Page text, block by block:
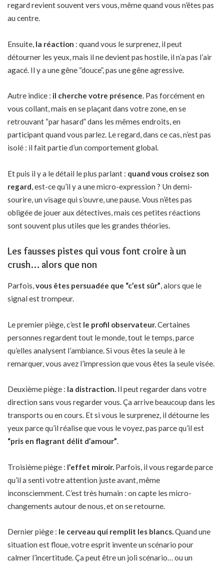
regard revient souvent vers vous, même quand vous n’êtes pas
au centre.
Ensuite, la réaction : quand vous le surprenez, il peut
détourner les yeux, mais il ne devient pas hostile, il n’a pas l’air
agacé. Il y a une gêne “douce”, pas une gêne agressive.
Autre indice : il cherche votre présence. Pas forcément en
vous collant, mais en se plaçant dans votre zone, en se
retrouvant “par hasard” dans les mêmes endroits, en
participant quand vous parlez. Le regard, dans ce cas, n’est pas
isolé : il fait partie d’un comportement global.
Et puis il y a le détail le plus parlant : quand vous croisez son
regard , est-ce qu’il y a une micro-expression ? Un demi-
sourire, un visage qui s’ouvre, une pause. Vous n’êtes pas
obligée de jouer aux détectives, mais ces petites réactions
sont souvent plus utiles que les grandes théories.
Les fausses pistes qui vous font croire à un
crush… alors que non
Parfois,vous êtes persuadée que “c’est sûr”, alors que le
signal est trompeur.
Le premier piège, c’est le profil observateur.Certaines
personnes regardent tout le monde, tout le temps, parce
qu’elles analysent l’ambiance. Si vous êtes la seule à le
remarquer, vous avez l’impression que vous êtes la seule visée.
Deuxième piège : la distraction. Il peut regarder dans votre
direction sans vous regarder vous. Ça arrive beaucoup dans les
transports ou en cours. Et si vous le surprenez, il détourne les
yeux parce qu’il réalise que vous le voyez, pas parce qu’il est
“pris en flagrant délit d’amour”.
Troisième piège : l’effet miroir. Parfois, il vous regarde parce
qu’il a senti votre attention juste avant, même
inconsciemment. C’est très humain : on capte les micro-
changements autour de nous, et on se retourne.
Dernier piège : le cerveau qui remplit les blancs.Quand une
situation est floue, votre esprit invente un scénario pour
calmer l’incertitude. Ça peut être un joli scénario… ou un